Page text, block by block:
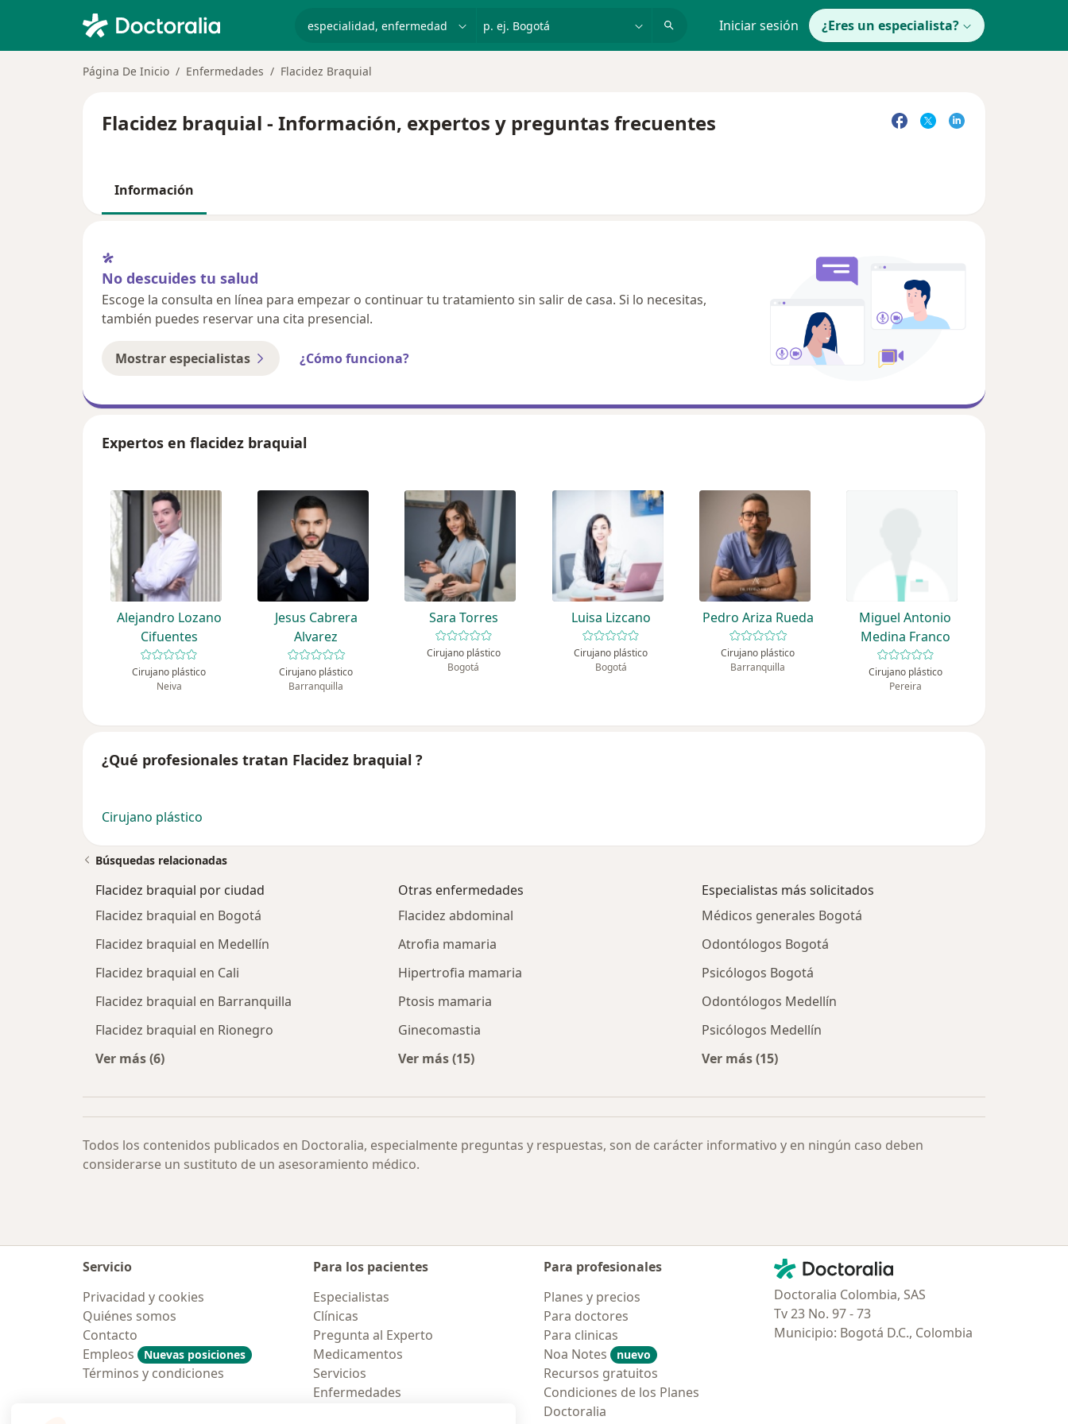
p. ej. Bogotá Iniciar sesión ¿Eres un especialista?
Página De Inicio Enfermedades Flacidez Braquial
Flacidez braquial - Información, expertos y preguntas frecuentes
Información
No descuides tu salud
Escoge la consulta en línea para empezar o continuar tu tratamiento sin salir de casa. Si lo necesitas,
también puedes reservar una cita presencial.
Mostrar especialistas ¿Cómo funciona?
Expertos en flacidez braquial
Alejandro Lozano
Cifuentes
Cirujano plástico
Neiva
Jesus Cabrera
Alvarez
Cirujano plástico
Barranquilla
Sara Torres
Cirujano plástico
Bogotá
Luisa Lizcano
Cirujano plástico
Bogotá
Pedro Ariza Rueda
Cirujano plástico
Barranquilla
Miguel Antonio
Medina Franco
Cirujano plástico
Pereira
¿Qué profesionales tratan Flacidez braquial ?
Cirujano plástico
Búsquedas relacionadas
Flacidez braquial por ciudad
Flacidez braquial en Bogotá
Flacidez braquial en Medellín
Flacidez braquial en Cali
Flacidez braquial en Barranquilla
Flacidez braquial en Rionegro
Ver más (6)
Otras enfermedades
Flacidez abdominal
Atrofia mamaria
Hipertrofia mamaria
Ptosis mamaria
Ginecomastia
Ver más (15)
Especialistas más solicitados
Médicos generales Bogotá
Odontólogos Bogotá
Psicólogos Bogotá
Odontólogos Medellín
Psicólogos Medellín
Ver más (15)
Todos los contenidos publicados en Doctoralia, especialmente preguntas y respuestas, son de carácter informativo y en ningún caso deben
considerarse un sustituto de un asesoramiento médico.
Servicio
Privacidad y cookies
Quiénes somos
Contacto
Empleos
Nuevas posiciones
Términos y condiciones
Para los pacientes
Especialistas
Clínicas
Pregunta al Experto
Medicamentos
Servicios
Enfermedades
Para profesionales
Planes y precios
Para doctores
Para clinicas
Noa Notes
nuevo
Recursos gratuitos
Condiciones de los Planes
Doctoralia
Contacto
Doctoralia - Página de inicio
Doctoralia Colombia, SAS
Tv 23 No. 97 - 73
Municipio: Bogotá D.C., Colombia